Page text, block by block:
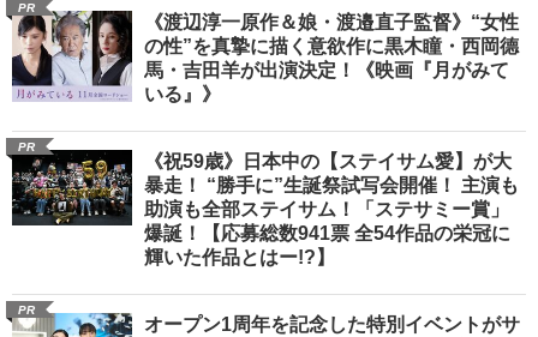
PR
《渡辺淳一原作＆娘・渡邉直子監督》“女性
の性”を真摯に描く意欲作に黒木瞳・西岡德
馬・吉田羊が出演決定！《映画『月がみて
いる』》
PR
《祝59歳》日本中の【ステイサム愛】が大
暴走！ “勝手に”生誕祭試写会開催！ 主演も
助演も全部ステイサム！「ステサミー賞」
爆誕！【応募総数941票 全54作品の栄冠に
輝いた作品とはー!?】
PR
オープン1周年を記念した特別イベントがサ